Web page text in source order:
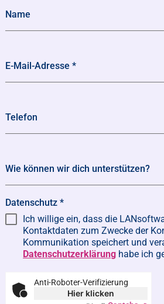
Name
E-Mail-Adresse*
Telefon
Wie können wir dich unterstützen?
Datenschutz*
Ich willige ein, dass die
Kontaktdaten zum Zwecke der
Kommunikation speichert und
Datenschutzerklärung habe ich
Anti-Roboter-Verifizierung
Hier klicken